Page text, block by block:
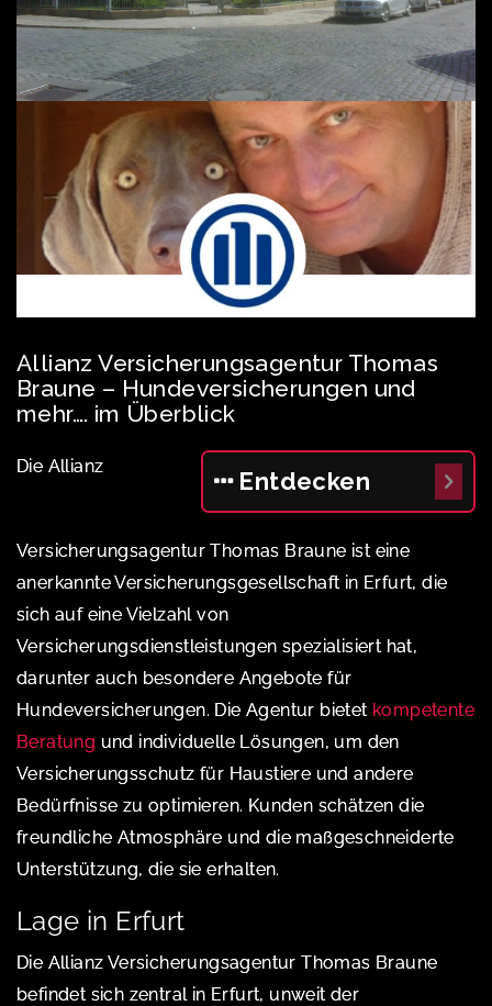
Allianz Versicherungsagentur Thomas
Braune – Hundeversicherungen und
mehr…. im Überblick
Entdecken
Die Allianz
Versicherungsagentur Thomas Braune ist eine
anerkannte Versicherungsgesellschaft in Erfurt, die
sich auf eine Vielzahl von
Versicherungsdienstleistungen spezialisiert hat,
darunter auch besondere Angebote für
Hundeversicherungen. Die Agentur bietet kompetente
Beratung und individuelle Lösungen, um den
Versicherungsschutz für Haustiere und andere
Bedürfnisse zu optimieren. Kunden schätzen die
freundliche Atmosphäre und die maßgeschneiderte
Unterstützung, die sie erhalten.
Lage in Erfurt
Die Allianz Versicherungsagentur Thomas Braune
befindet sich zentral in Erfurt, unweit der